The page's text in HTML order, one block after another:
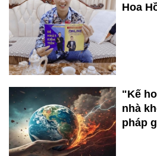
Hoa
"Kế
nhà
pháp